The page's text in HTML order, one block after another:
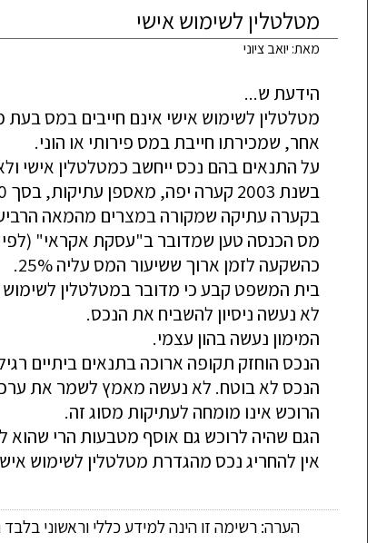
מטלטלין לשימוש אישי
מאת: יואב ציוני
אין להחריג נכס מהגדרת מטלטלין לשימוש
הערה: רשימה זו הינה למידע כללי וראשוני